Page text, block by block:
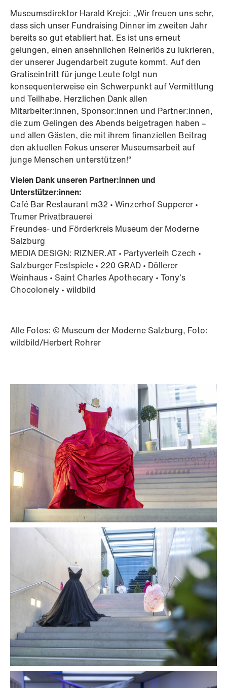
Museumsdirektor Harald Krejci: „Wir freuen uns sehr,
dass sich unser Fundraising Dinner im zweiten Jahr
bereits so gut etabliert hat. Es ist uns erneut
gelungen, einen ansehnlichen Reinerlös zu lukrieren,
der unserer Jugendarbeit zugute kommt. Auf den
Gratiseintritt für junge Leute folgt nun
konsequenterweise ein Schwerpunkt auf Vermittlung
und Teilhabe. Herzlichen Dank allen
Mitarbeiter:innen, Sponsor:innen und Partner:innen,
die zum Gelingen des Abends beigetragen haben –
und allen Gästen, die mit ihrem finanziellen Beitrag
den aktuellen Fokus unserer Museumsarbeit auf
junge Menschen unterstützen!“
Vielen Dank unseren Partner:innen und
Unterstützer:innen:
Café Bar Restaurant m32 ∙ Winzerhof Supperer ∙
Trumer Privatbrauerei
Freundes- und Förderkreis Museum der Moderne
Salzburg
MEDIA DESIGN: RIZNER.AT ∙ Partyverleih Czech ∙
Salzburger Festspiele ∙ 220 GRAD ∙ Döllerer
Weinhaus ∙ Saint Charles Apothecary ∙ Tony’s
Chocolonely ∙ wildbild
Alle Fotos: © Museum der Moderne Salzburg, Foto:
wildbild/Herbert Rohrer